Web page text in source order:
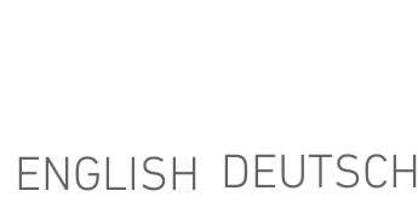
ENGLISH DEUTSCH